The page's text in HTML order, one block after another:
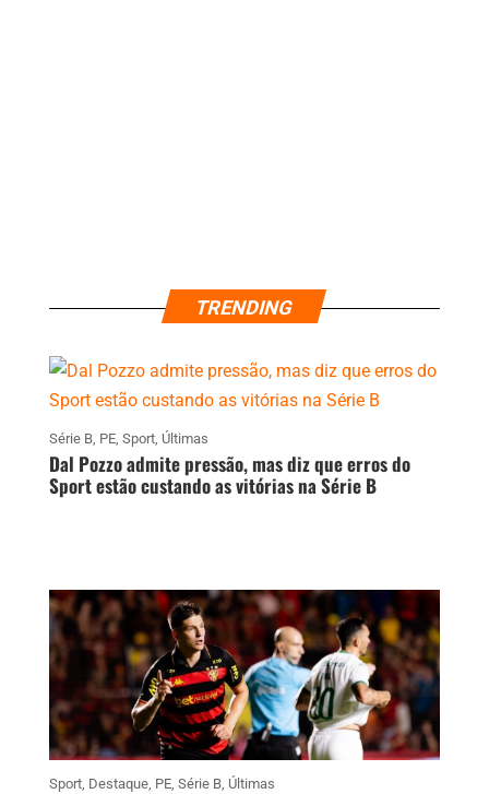
TRENDING
Série B, PE, Sport, Últimas
Dal Pozzo admite pressão, mas diz que erros do
Sport estão custando as vitórias na Série B
Sport, Destaque, PE, Série B, Últimas